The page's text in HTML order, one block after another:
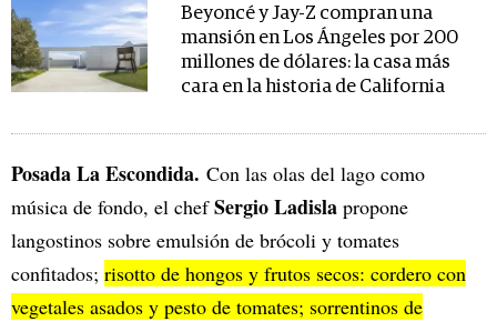
Beyoncé y Jay-Z compran una
mansión en Los Ángeles por 200
millones de dólares: la casa más
cara en la historia de California
Posada La Escondida. Con las olas del lago como
música de fondo, el chefSergio Ladisla propone
langostinos sobre emulsión de brócoli y tomates
confitados; risotto de hongos y frutos secos: cordero con
vegetales asados y pesto de tomates; sorrentinos de